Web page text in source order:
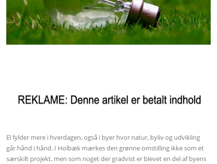
El fylder mere i hverdagen, også i byer hvor natur, byliv og udvikling
går hånd i hånd. I Holbæk mærkes den grønne omstilling ikke som et
særskilt projekt, men som noget der gradvist er blevet en del af byens